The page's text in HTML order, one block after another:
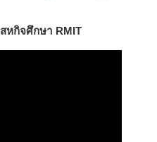
สหกิจศึกษา RMIT